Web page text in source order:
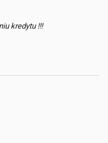
kredytu !!!